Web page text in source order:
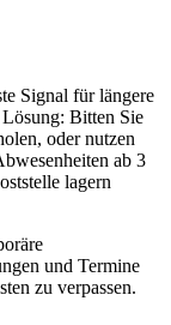
Signal für längere
Bitten Sie
oder nutzen
ab 3
lagern
und Termine
zu verpassen.